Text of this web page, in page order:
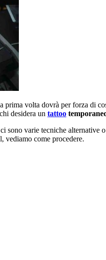
volta dovrà per forza di
desidera un tattoo
sono varie tecniche alternative
vediamo come procedere.